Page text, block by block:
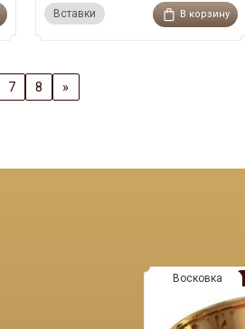
Вставки В корзину
7 8 »
Восковка